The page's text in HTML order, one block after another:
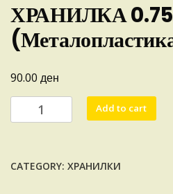
ХРАНИЛКА
90.00 ден
ХРАНИЛКА
0.75Л
Add to cart
CATEGORY: ХРАНИЛКИ